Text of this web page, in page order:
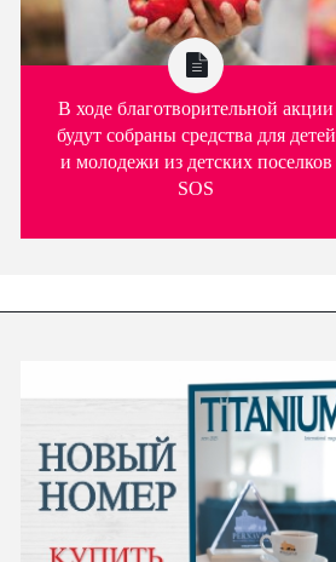
В ходе благотворительной акции
будут собраны средства для детей
и молодежи из детских поселков
SOS